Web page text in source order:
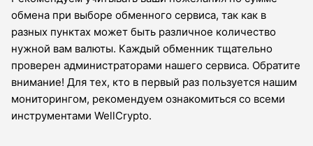
обмена при выборе обменного сервиса, так как в
разных пунктах может быть различное количество
нужной вам валюты. Каждый обменник тщательно
проверен администраторами нашего сервиса. Обратите
внимание! Для тех, кто в первый раз пользуется нашим
мониторингом, рекомендуем ознакомиться со всеми
инструментами WellCrypto.